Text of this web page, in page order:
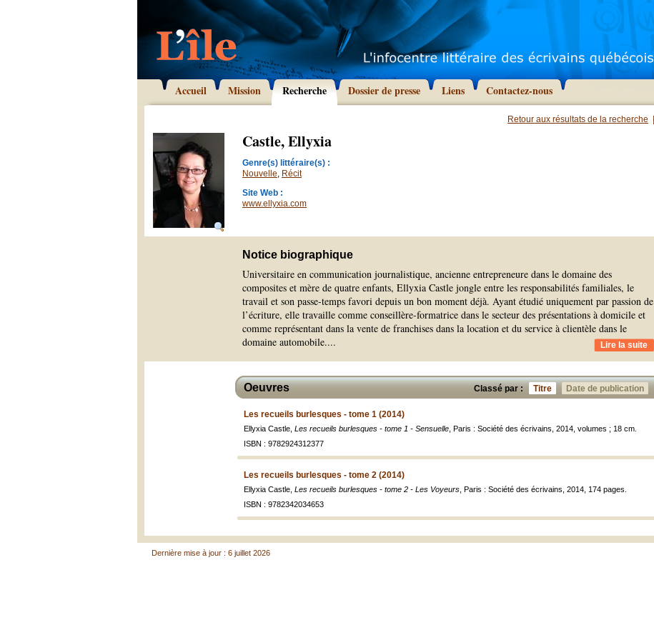
Accueil Mission Recherche Dossier de presse Liens Contactez-nous
Retour aux résultats de la recherche
Castle, Ellyxia
Genre(s) littéraire(s) :
Nouvelle, Récit
Site Web :
www.ellyxia.com
Notice biographique
Universitaire en communication journalistique, ancienne entrepreneure dans le domaine des
composites et mère de quatre enfants, Ellyxia Castle jongle entre les responsabilités familiales, le
travail et son passe-temps favori depuis un bon moment déjà. Ayant étudié uniquement par passion de
l’écriture, elle travaille comme conseillère-formatrice dans le secteur des présentations à domicile et
comme représentant dans la vente de franchises dans la location et du service à clientèle dans le
domaine automobile.... Lire la suite
Classé par : Titre Date de publication
Oeuvres
Les recueils burlesques - tome 1 (2014)
Ellyxia Castle, Les recueils burlesques - tome 1 - Sensuelle , Paris : Société des écrivains, 2014, volumes ; 18 cm.
ISBN : 9782924312377
Les recueils burlesques - tome 2 (2014)
Ellyxia Castle, Les recueils burlesques - tome 2 - Les Voyeurs , Paris : Société des écrivains, 2014, 174 pages.
ISBN : 9782342034653
Dernière mise à jour : 6 juillet 2026